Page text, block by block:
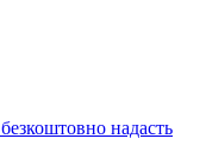
надасть